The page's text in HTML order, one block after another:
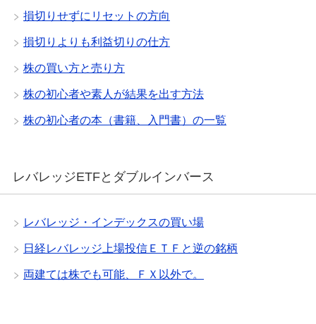
損切りせずにリセットの方向
損切りよりも利益切りの仕方
株の買い方と売り方
株の初心者や素人が結果を出す方法
株の初心者の本（書籍、入門書）の一覧
レバレッジETFとダブルインバース
レバレッジ・インデックスの買い場
日経レバレッジ上場投信ＥＴＦと逆の銘柄
両建ては株でも可能、ＦＸ以外で。